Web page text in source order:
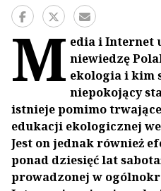
M edia i Internet
niewiedzę
ekologia i kim
niepokojący
istnieje pomimo
edukacji ekologicznej
Jest on jednak również
ponad dziesięć lat
prowadzonej w